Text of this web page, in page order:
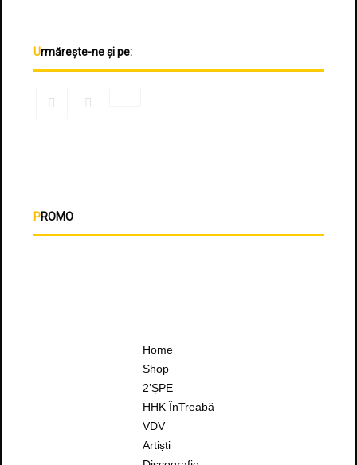
Urmărește-ne și pe:
PROMO
Home
Shop
2’ȘPE
HHK ÎnTreabă
VDV
Artiști